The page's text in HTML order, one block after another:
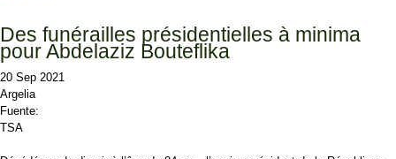
Des funérailles présidentielles à minima
pour Abdelaziz Bouteflika
20 Sep 2021
Argelia
Fuente:
TSA